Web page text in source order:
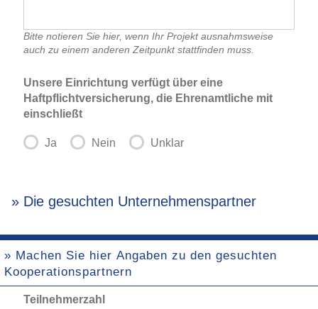
Bitte notieren Sie hier, wenn Ihr Projekt ausnahmsweise
auch zu einem anderen Zeitpunkt stattfinden muss.
Unsere Einrichtung verfügt über eine
Haftpflichtversicherung, die Ehrenamtliche mit
einschließt
Ja Nein Unklar
» Die gesuchten Unternehmenspartner
» Machen Sie hier Angaben zu den gesuchten
Kooperationspartnern
Teilnehmerzahl